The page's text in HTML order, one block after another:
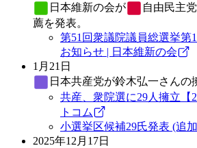
日本維新の会が 自由民主党
薦を発表。
第51回衆議院議員総選挙第
お知らせ | 日本維新の会
1月21日
日本共産党が鈴木弘一さんの
共産、衆院選に29人擁立【
トコム
小選挙区候補29氏発表 (追
2025年12月17日